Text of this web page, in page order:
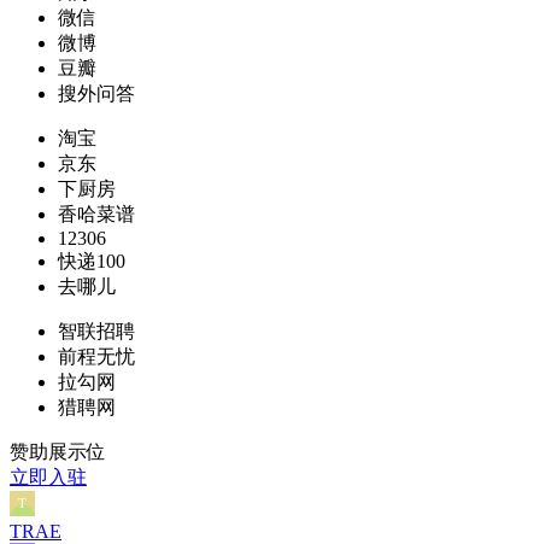
微信
微博
豆瓣
搜外问答
淘宝
京东
下厨房
香哈菜谱
12306
快递100
去哪儿
智联招聘
前程无忧
拉勾网
猎聘网
赞助展示位
立即入驻
TRAE